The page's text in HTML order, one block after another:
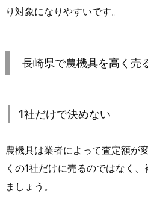
り対象になりやすいです。
長崎県で農機具を高く売
1社だけで決めない
農機具は業者によって査定額が
くの1社だけに売るのではなく
ましょう。